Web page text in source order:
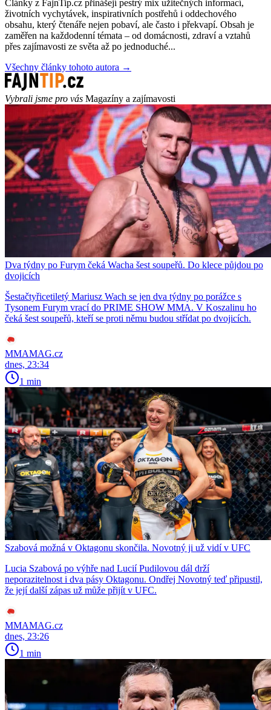
Články z FajnTip.cz přinášejí pestrý mix užitečných informací,
životních vychytávek, inspirativních postřehů i oddechového
obsahu, který čtenáře nejen pobaví, ale často i překvapí. Obsah je
zaměřen na každodenní témata – od domácnosti, zdraví a vztahů
přes zajímavosti ze světa až po jednoduché...
Všechny články tohoto autora →
Vybrali jsme pro vás Magazíny a zajímavosti
Dva týdny po Furym čeká Wacha šest soupeřů. Do klece půjdou po
dvojicích
Šestačtyřicetiletý Mariusz Wach se jen dva týdny po porážce s
Tysonem Furym vrací do PRIME SHOW MMA. V Koszalinu ho
čeká šest soupeřů, kteří se proti němu budou střídat po dvojicích.
MMAMAG.cz
dnes, 23:34
1 min
Szabová možná v Oktagonu skončila. Novotný ji už vidí v UFC
Lucia Szabová po výhře nad Lucií Pudilovou dál drží
neporazitelnost i dva pásy Oktagonu. Ondřej Novotný teď připustil,
že její další zápas už může přijít v UFC.
MMAMAG.cz
dnes, 23:26
1 min